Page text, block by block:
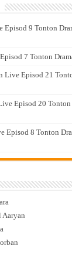
9 Tonton
7 Tonton
Live Episod 21
Episod 20 Tonton
Episod 8 Tonton
Aaryan